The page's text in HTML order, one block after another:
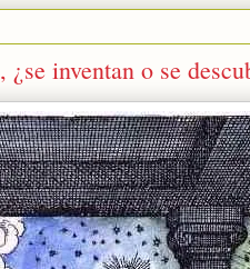
inventan o se